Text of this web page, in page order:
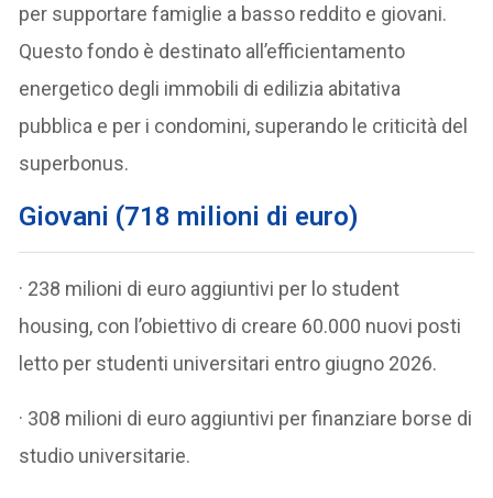
per supportare famiglie a basso reddito e giovani.
Questo fondo è destinato all’efficientamento
energetico degli immobili di edilizia abitativa
pubblica e per i condomini, superando le criticità del
superbonus.
Giovani (718 milioni di euro)
· 238 milioni di euro aggiuntivi per lo student
housing, con l’obiettivo di creare 60.000 nuovi posti
letto per studenti universitari entro giugno 2026.
· 308 milioni di euro aggiuntivi per finanziare borse di
studio universitarie.